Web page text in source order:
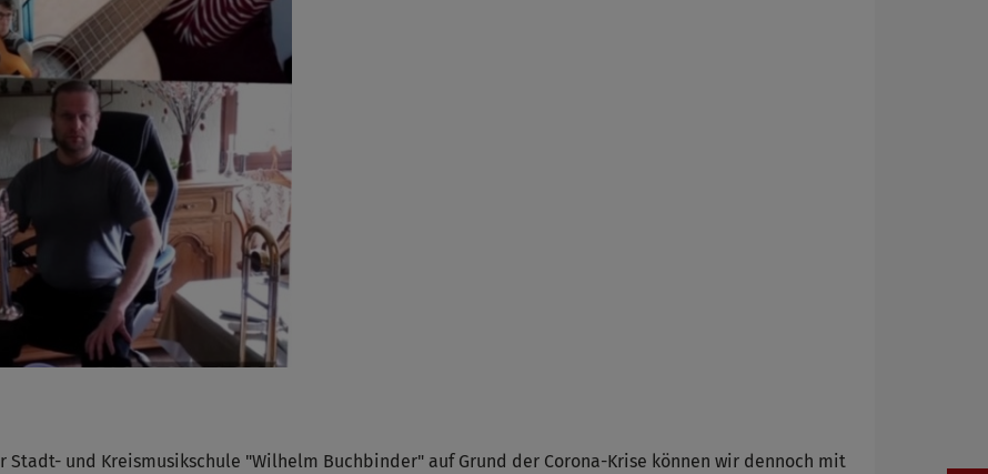
Stadt- und Kreismusikschule "Wilhelm Buchbinder" auf Grund der Corona-Krise können wir dennoch mit